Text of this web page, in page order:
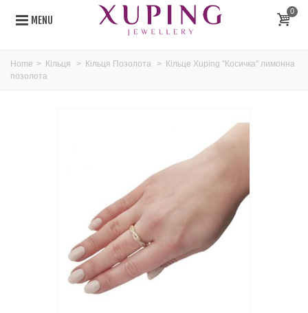
MENU
0
Home > Кільця > Кільця Позолота > Кільце Xuping "Косичка" лимонна
позолота